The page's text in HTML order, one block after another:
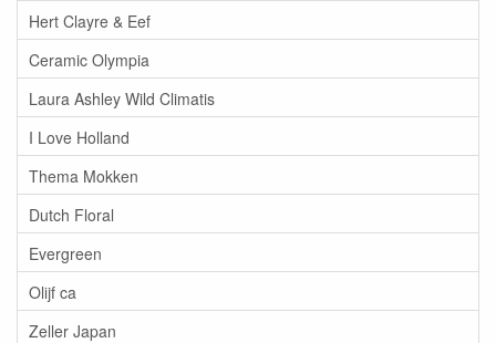
Hert Clayre & Eef
Ceramic Olympia
Laura Ashley Wild Climatis
I Love Holland
Thema Mokken
Dutch Floral
Evergreen
Olijf ca
Zeller Japan